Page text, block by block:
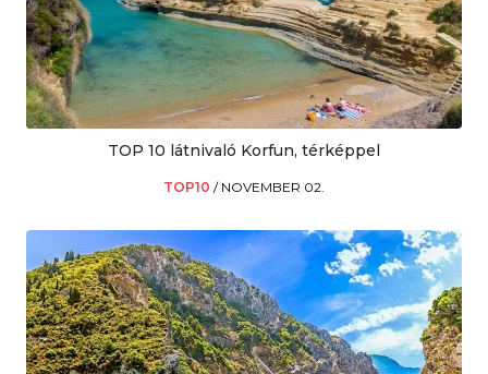
TOP 10 látnivaló Korfun, térképpel
TOP10 / NOVEMBER 02.